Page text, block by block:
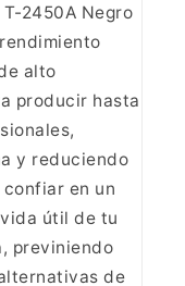
2450A Negro
alto
producir hasta
y reduciendo
confiar en un
útil de tu
previniendo
de